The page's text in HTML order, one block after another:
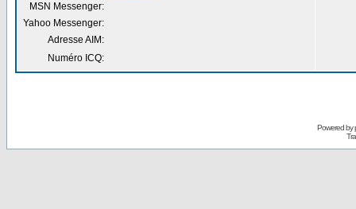
MSN Messenger:
Yahoo Messenger:
Adresse AIM:
Numéro ICQ:
Powered by